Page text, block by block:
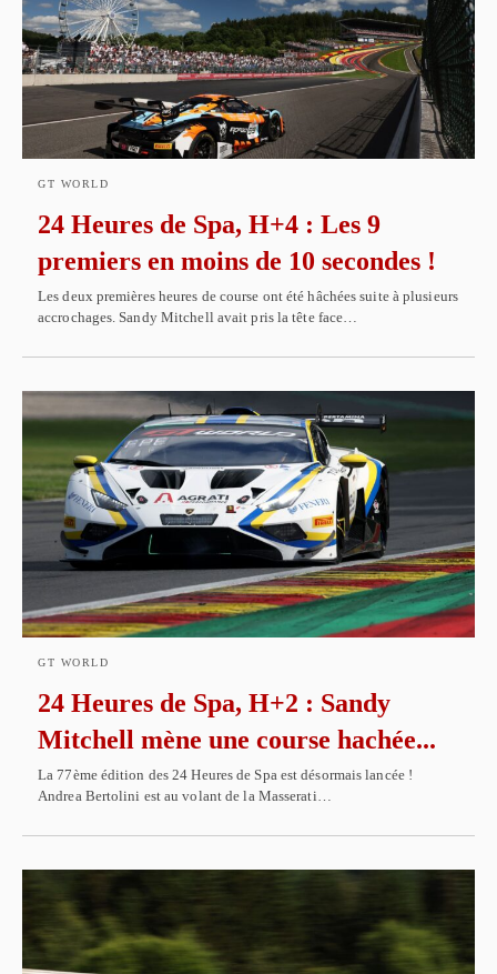
GT WORLD
24 Heures de Spa, H+4 : Les 9
premiers en moins de 10 secondes !
Les deux premières heures de course ont été hâchées suite à plusieurs
accrochages. Sandy Mitchell avait pris la tête face…
GT WORLD
24 Heures de Spa, H+2 : Sandy
Mitchell mène une course hachée...
La 77ème édition des 24 Heures de Spa est désormais lancée !
Andrea Bertolini est au volant de la Masserati…